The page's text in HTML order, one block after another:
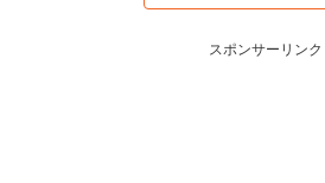
スポンサーリンク